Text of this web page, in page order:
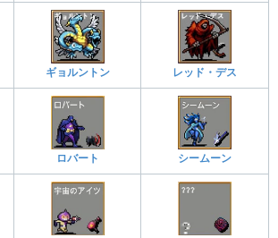
ギョルントン レッド・デス
ロバート シームーン